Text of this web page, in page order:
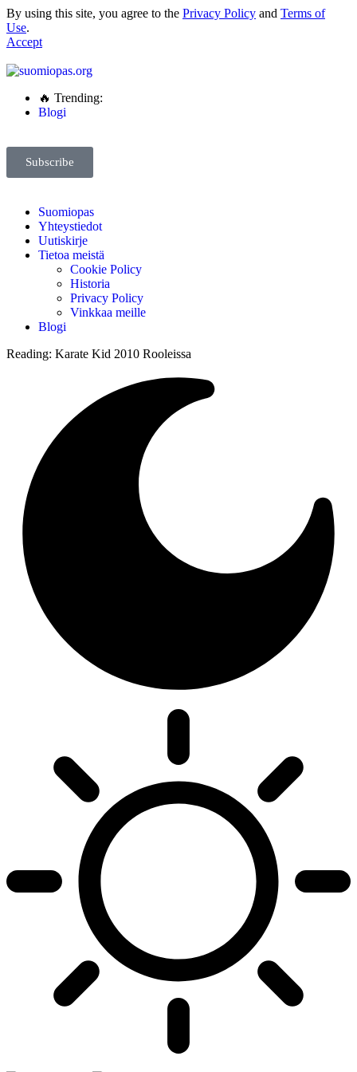
By using this site, you agree to the Privacy Policy and Terms of
Use.
Accept
🔥 Trending:
Blogi
Subscribe
Suomiopas
Yhteystiedot
Uutiskirje
Tietoa meistä
Cookie Policy
Historia
Privacy Policy
Vinkkaa meille
Blogi
Reading: Karate Kid 2010 Rooleissa